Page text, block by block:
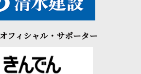
フィシャル・サポーター